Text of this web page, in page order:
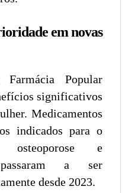
em novas
Popular
significativos
Medicamentos
indicados para o
osteoporose e
passaram a ser
desde 2023.